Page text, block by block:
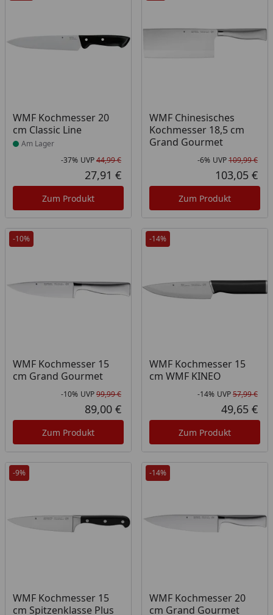
WMF Kochmesser 20
cm Classic Line
Produkt am Lager
Am Lager
Rabatt in Prozent
-37%
Ursprünglicher Preis
UVP44,99 €
Aktueller Preis
27,91 €
Zum Produkt
WMF Chinesisches
Kochmesser 18,5 cm
Grand Gourmet
-6% UVP109,99 €
103,05 €
Zum Produkt
-10%
WMF Kochmesser 15
cm Grand Gourmet
Rabatt in Prozent
-10%
Ursprünglicher Preis
UVP99,99 €
Aktueller Preis
89,00 €
Zum Produkt
-14%
WMF Kochmesser 15
cm WMF KINEO
-14% UVP57,99 €
49,65 €
Zum Produkt
-9%
WMF Kochmesser 15
cm Spitzenklasse Plus
-14%
WMF Kochmesser 20
cm Grand Gourmet